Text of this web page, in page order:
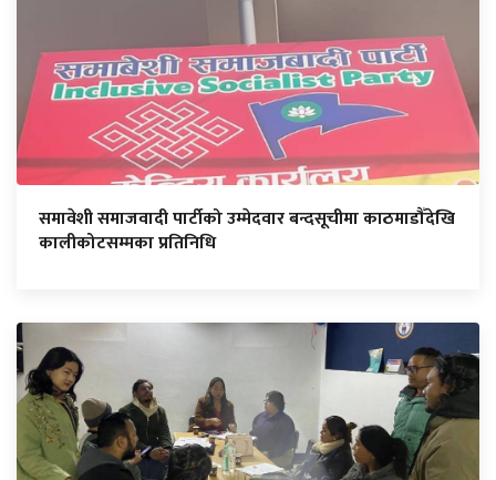
समावेशी समाजवादी पार्टीको उम्मेदवार बन्दसूचीमा काठमाडौँदेखि
कालीकोटसम्मका प्रतिनिधि